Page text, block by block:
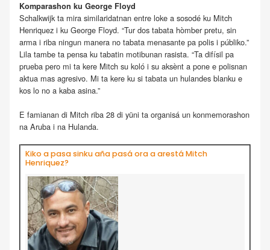
Komparashon ku George Floyd
Schalkwijk ta mira similaridatnan entre loke a sosodé ku Mitch
Henriquez i ku George Floyd. “Tur dos tabata hòmber pretu, sin
arma i riba ningun manera no tabata menasante pa polis i públiko.”
Lila tambe ta pensa ku tabatin motibunan rasista. “Ta difísil pa
prueba pero mi ta kere Mitch su koló i su aksènt a pone e polisnan
aktua mas agresivo. Mi ta kere ku si tabata un hulandes blanku e
kos lo no a kaba asina.”
E famianan di Mitch riba 28 di yüni ta organisá un konmemorashon
na Aruba i na Hulanda.
Kiko a pasa sinku aña pasá ora a arestá Mitch
Henriquez?